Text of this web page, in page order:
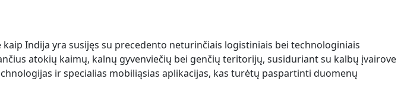
Indija yra susijęs su precedento neturinčiais logistiniais bei technologiniais
atokių kaimų, kalnų gyvenviečių bei genčių teritorijų, susiduriant su kalbų įvairove
ir specialias mobiliąsias aplikacijas, kas turėtų paspartinti duomenų